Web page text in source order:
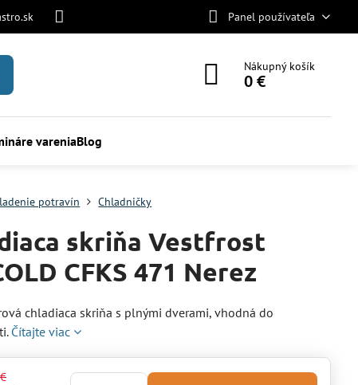
Panel používateľa
Nákupný košík
0 €
vareniaBlog
potravín Chladničky
skriňa Vestfrost
CFKS 471 Nerez
chladiaca skriňa s plnými dverami, vhodná do
Čítajte viac